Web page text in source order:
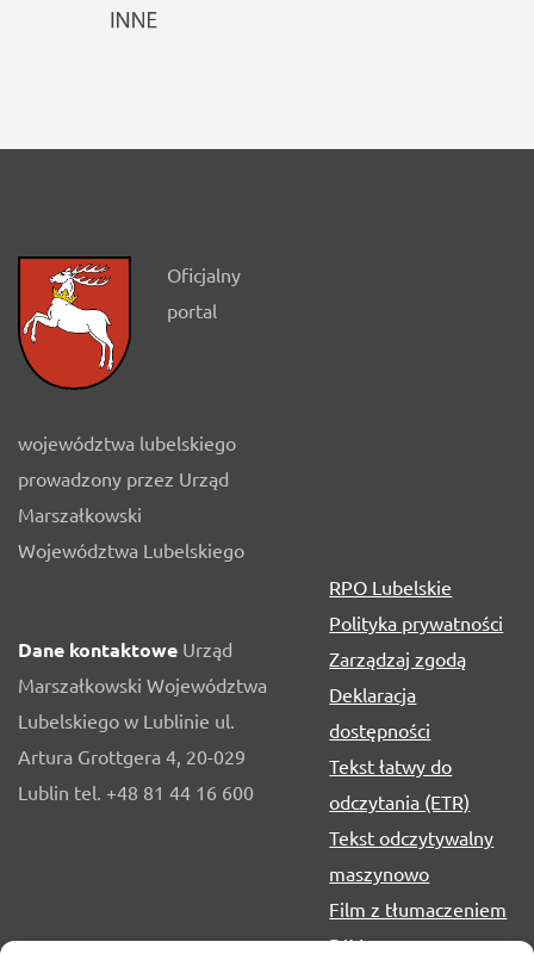
Oficjalny
portal
województwa lubelskiego
prowadzony przez Urząd
Marszałkowski
Województwa Lubelskiego
Dane kontaktowe Urząd
Marszałkowski Województwa
Lubelskiego w Lublinie ul.
Artura Grottgera 4, 20-029
Lublin tel. +48 81 44 16 600
RPO Lubelskie
Polityka prywatności
Zarządzaj zgodą
Deklaracja
dostępności
Tekst łatwy do
odczytania (ETR)
Tekst odczytywalny
maszynowo
Film z tłumaczeniem
PJM